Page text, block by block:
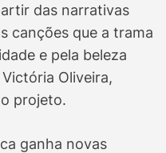
das narrativas
canções que a trama
e pela beleza
Oliveira,
projeto.
ganha novas